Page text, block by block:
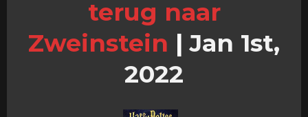
terug naar
Zweinstein | Jan 1st,
2022